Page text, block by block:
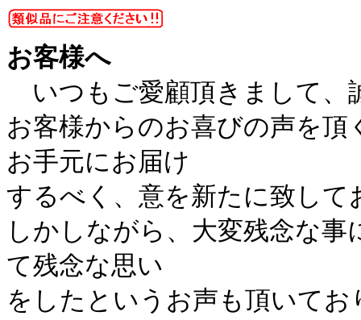
お客様へ
いつもご愛顧頂きまして、
お客様からのお喜びの声を
お手元にお届け
するべく、意を新たに致して
しかしながら、大変残念な
て残念な思い
をしたというお声も頂いてお